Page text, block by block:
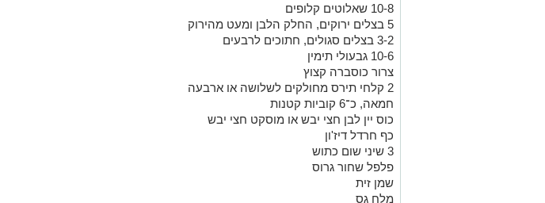
10-8 שאלוטים קלופים
5 בצלים ירוקים, החלק הלבן ומעט מהירוק
3-2 בצלים סגולים, חתוכים לרבעים
10-6 גבעולי תימין
צרור כוסברה קצוץ
2 קלחי תירס מחולקים לשלושה או ארבעה
חמאה, כ־6 קוביות קטנות
כוס יין לבן חצי יבש או מוסקט חצי יבש
כף חרדל דיז'ון
3 שיני שום כתוש
פלפל שחור גרוס
שמן זית
מלח גס